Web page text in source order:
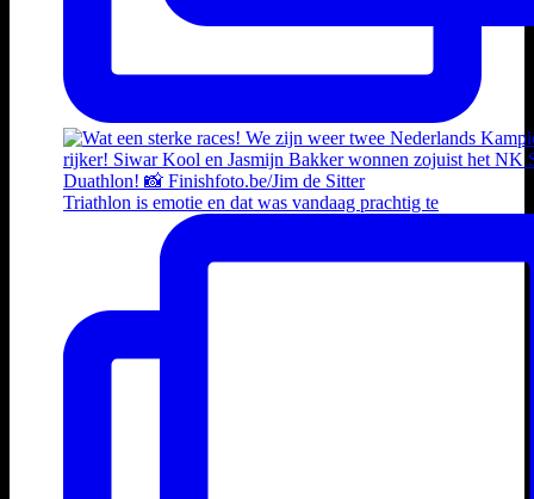
Triathlon is emotie en dat was vandaag prachtig te